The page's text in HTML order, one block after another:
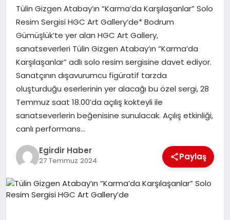
SIYASET
SPOR
TEKNOLOJI
YAŞAM
Tülin Gizgen Atabay’ın “Karma’da Karşılaşanlar” Solo
Resim Sergisi HGC Art Gallery’de* Bodrum
Gümüşlük’te yer alan HGC Art Gallery,
sanatseverleri Tülin Gizgen Atabay’ın “Karma’da
Karşılaşanlar” adlı solo resim sergisine davet ediyor.
Sanatçının dışavurumcu figüratif tarzda
oluşturduğu eserlerinin yer alacağı bu özel sergi, 28
Temmuz saat 18.00’da açılış kokteyli ile
sanatseverlerin beğenisine sunulacak. Açılış etkinliği,
canlı performans…
Egirdir Haber
27 Temmuz 2024 Paylaş